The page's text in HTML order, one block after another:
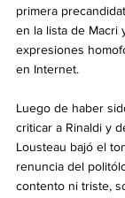
primera
en la lista de Macri
expresiones
en Internet.
Luego de haber
criticar a Rinaldi y
Lousteau bajó el
renuncia del
contento ni triste,